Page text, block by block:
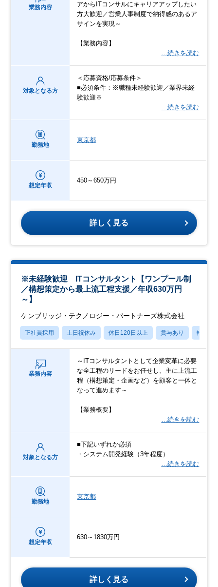
業務内容
アからITコンサルにキャリアアップしたい
方大歓迎／営業人事制度で納得感のあるア
サインを実現～
【業務内容】
…続きを読む
対象となる方
＜応募資格/応募条件＞
■必須条件：※職種未経験歓迎／業界未経
験歓迎※
…続きを読む
勤務地
東京都
想定年収
450～650万円
詳しく見る
※未経験歓迎 ITコンサルタント【ワンプール制
／構想策定から最上流工程支援／年収630万円
～】
ケンブリッジ・テクノロジー・パートナーズ株式会社
正社員採用 土日祝休み 休日120日以上 賞与あり 転勤な
業務内容
～ITコンサルタントとして企業変革に必要
な全工程のリードをお任せし、主に上流工
程（構想策定・企画など）を顧客と一体と
なって進めます～
【業務概要】
…続きを読む
対象となる方
■下記いずれか必須
・システム開発経験（3年程度）
…続きを読む
勤務地
東京都
想定年収
630～1830万円
詳しく見る